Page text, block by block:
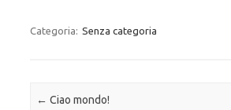
Categoria: Senza categoria
Navigazione articolo
← Ciao mondo!